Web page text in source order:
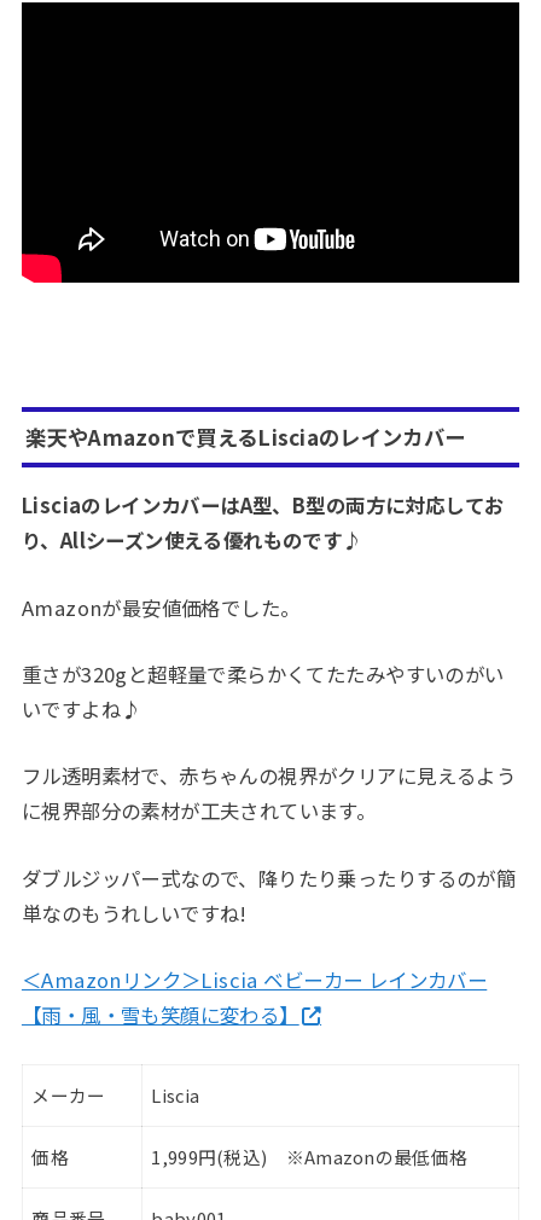
楽天やAmazonで買えるLisciaのレインカバー
LisciaのレインカバーはA型、B型の両方に対応してお
り、Allシーズン使える優れものです♪
Amazonが最安値価格でした。
重さが320gと超軽量で柔らかくてたたみやすいのがい
いですよね♪
フル透明素材で、赤ちゃんの視界がクリアに見えるよう
に視界部分の素材が工夫されています。
ダブルジッパー式なので、降りたり乗ったりするのが簡
単なのもうれしいですね!
＜Amazonリンク＞Liscia ベビーカー レインカバー
【雨・風・雪も笑顔に変わる】
メーカー Liscia
価格 1,999円(税込) ※Amazonの最低価格